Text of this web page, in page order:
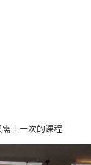
上一次的课程